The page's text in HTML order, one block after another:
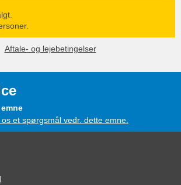
Aftale- og lejebetingelser
et spørgsmål vedr. dette emne.